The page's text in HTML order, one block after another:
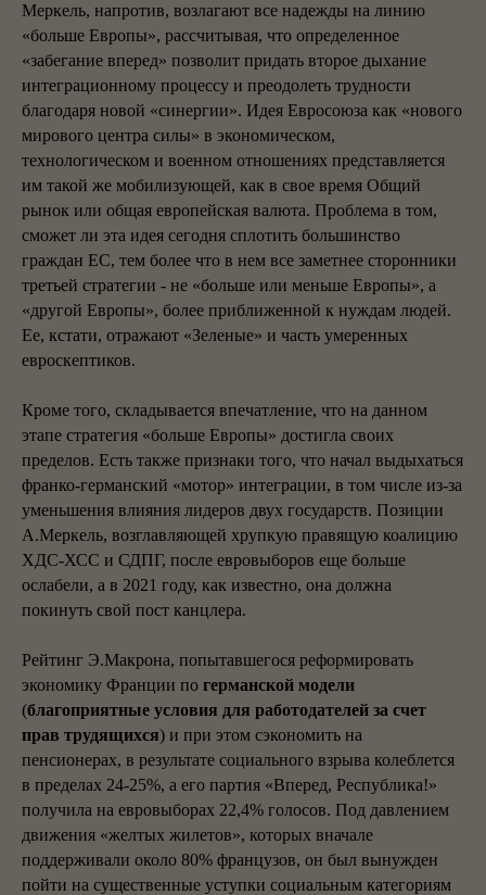
Меркель, напротив, возлагают все надежды на линию
«больше Европы», рассчитывая, что определенное
«забегание вперед» позволит придать второе дыхание
интеграционному процессу и преодолеть трудности
благодаря новой «синергии». Идея Евросоюза как «нового
мирового центра силы» в экономическом,
технологическом и военном отношениях представляется
им такой же мобилизующей, как в свое время Общий
рынок или общая европейская валюта. Проблема в том,
сможет ли эта идея сегодня сплотить большинство
граждан ЕС, тем более что в нем все заметнее сторонники
третьей стратегии - не «больше или меньше Европы», а
«другой Европы», более приближенной к нуждам людей.
Ее, кстати, отражают «Зеленые» и часть умеренных
евроскептиков.
Кроме того, складывается впечатление, что на данном
этапе стратегия «больше Европы» достигла своих
пределов. Есть также признаки того, что начал выдыхаться
франко-германский «мотор» интеграции, в том числе из-за
уменьшения влияния лидеров двух государств. Позиции
А.Меркель, возглавляющей хрупкую правящую коалицию
ХДС-ХСС и СДПГ, после евровыборов еще больше
ослабели, а в 2021 году, как известно, она должна
покинуть свой пост канцлера.
Рейтинг Э.Макрона, попытавшегося реформировать
экономику Франции по германской модели
(благоприятные условия для работодателей за счет
прав трудящихся) и при этом сэкономить на
пенсионерах, в результате социального взрыва колеблется
в пределах 24-25%, а его партия «Вперед, Республика!»
получила на евровыборах 22,4% голосов. Под давлением
движения «желтых жилетов», которых вначале
поддерживали около 80% французов, он был вынужден
пойти на существенные уступки социальным категориям